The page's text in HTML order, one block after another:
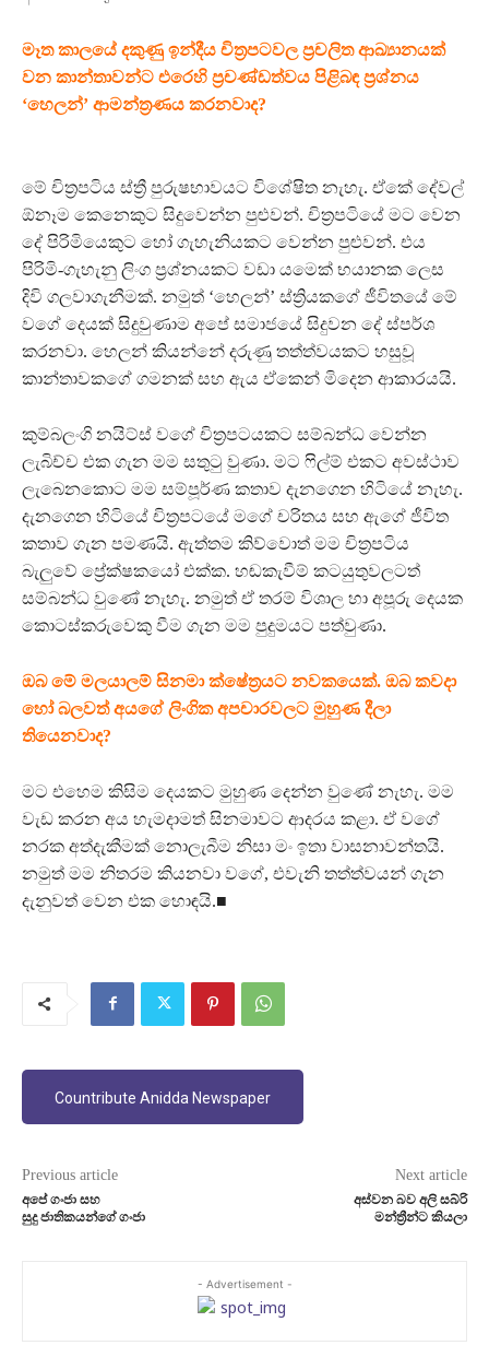
මෑත කාලයේ දකුණු ඉන්දීය චිත්‍රපටවල ප්‍රචලිත ආඛ්‍යානයක්
වන කාන්තාවන්ට එරෙහි ප්‍රචණ්ඩත්වය පිළිබඳ ප්‍රශ්නය
‘හෙලන්’ ආමන්ත්‍රණය කරනවාද?
මේ චිත්‍රපටිය ස්ත්‍රී පුරුෂභාවයට විශේෂිත නැහැ. ඒකේ දේවල්
ඕනෑම කෙනෙකුට සිදුවෙන්න පුළුවන්. චිත්‍රපටියේ මට වෙන
දේ පිරිමියෙකුට හෝ ගැහැනියකට වෙන්න පුළුවන්. එය
පිරිමි-ගැහැනු ලිංග ප්‍රශ්නයකට වඩා යමෙක් භයානක ලෙස
දිවි ගලවාගැනීමක්. නමුත් ‘හෙලන්’ ස්ත්‍රියකගේ ජීවිතයේ මේ
වගේ දෙයක් සිදුවුණාම අපේ සමාජයේ සිදුවන දේ ස්පර්ශ
කරනවා. හෙලන් කියන්නේ දරුණු තත්ත්වයකට හසුවූ
කාන්තාවකගේ ගමනක් සහ ඇය ඒකෙන් මිදෙන ආකාරයයි.
කුම්බලංගි නයිට්ස් වගේ චිත්‍රපටයකට සම්බන්ධ වෙන්න
ලැබිච්ච එක ගැන මම සතුටු වුණා. මට ෆිල්ම් එකට අවස්ථාව
ලැබෙනකොට මම සම්පූර්ණ කතාව දැනගෙන හිටියේ නැහැ.
දැනගෙන හිටියේ චිත්‍රපටයේ මගේ චරිතය සහ ඇගේ ජීවිත
කතාව ගැන පමණයි. ඇත්තම කිව්වොත් මම චිත්‍රපටිය
බැලු‍වේ ප්‍රේක්ෂකයෝ එක්ක. හඬකැවීම් කටයුතුවලටත්
සම්බන්ධ වුණේ නැහැ. නමුත් ඒ තරම් විශාල හා අපූරු දෙයක
කොටස්කරුවෙකු වීම ගැන මම පුදුමයට පත්වුණා.
ඔබ මේ මලයාලම් සිනමා ක්ෂේත්‍රයට නවකයෙක්. ඔබ කවදා
හෝ බලවත් අයගේ ලිංගික අපචාරවලට මුහුණ දීලා
තියෙනවාද?
මට එහෙම කිසිම දෙයකට මුහුණ දෙන්න වුණේ නැහැ. මම
වැඩ කරන අය හැමදාමත් සිනමාවට ආදරය කළා. ඒ වගේ
නරක අත්දැකීමක් නොලැබීම නිසා මං ඉතා වාසනාවන්තයි.
නමුත් මම නිතරම කියනවා වගේ, එවැනි තත්ත්වයන් ගැන
දැනුවත් වෙන එක හොඳයි.■
Countribute Anidda Newspaper
Previous article
අපේ ගංජා සහ
සුදු ජාතිකයන්ගේ ගංජා
Next article
අස්වන බව අලි සබ්රි
මන්ත්‍රීන්ට කියලා
- Advertisement -